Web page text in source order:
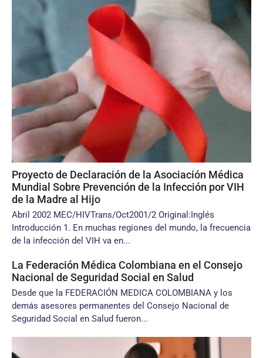
Proyecto de Declaración de la Asociación Médica
Mundial Sobre Prevención de la Infección por VIH
de la Madre al Hijo
Abril 2002 MEC/HIVTrans/Oct2001/2 Original:Inglés
Introducción 1. En muchas regiones del mundo, la frecuencia
de la infección del VIH va en...
La Federación Médica Colombiana en el Consejo
Nacional de Seguridad Social en Salud
Desde que la FEDERACIÓN MEDICA COLOMBIANA y los
demás asesores permanentes del Consejo Nacional de
Seguridad Social en Salud fueron...